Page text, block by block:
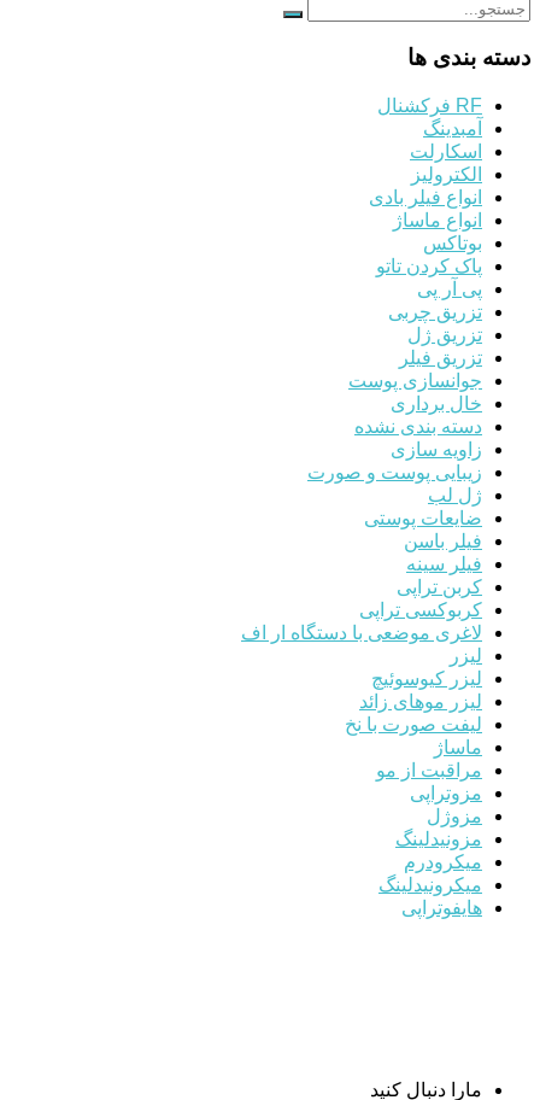
دسته بندی ها
RF فرکشنال
آمبدینگ
اسکارلت
الکترولیز
انواع فیلر بادی
انواع ماساژ
بوتاکس
پاک کردن تاتو
پی آر پی
تزریق چربی
تزریق ژل
تزریق فیلر
جوانسازی پوست
خال برداری
دسته بندی نشده
زاویه سازی
زیبایی پوست و صورت
ژل لب
ضایعات پوستی
فیلر باسن
فیلر سینه
کربن تراپی
کربوکسی تراپی
لاغری موضعی با دستگاه ار اف
لیزر
لیزر کیوسوئیچ
لیزر موهای زائد
لیفت صورت با نخ
ماساژ
مراقبت از مو
مزوتراپی
مزوژل
مزونیدلینگ
میکرودرم
میکرونیدلینگ
هایفوتراپی
مارا دنبال کنید